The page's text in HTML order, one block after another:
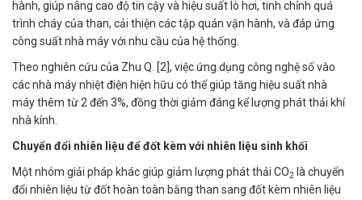
hành, giúp nâng cao độ tin cậy và hiệu suất lò hơi, tinh chỉnh quá
trình cháy của than, cải thiện các tập quán vận hành, và đáp ứng
công suất nhà máy với nhu cầu của hệ thống.
Theo nghiên cứu của Zhu Q. [2], việc ứng dụng công nghệ số vào
các nhà máy nhiệt điện hiện hữu có thể giúp tăng hiệu suất nhà
máy thêm từ 2 đến 3%, đồng thời giảm đáng kể lượng phát thải khí
nhà kính.
Chuyển đổi nhiên liệu để đốt kèm với nhiên liệu sinh khối
Một nhóm giải pháp khác giúp giảm lượng phát thải CO2 là chuyển
đổi nhiên liệu từ đốt hoàn toàn bằng than sang đốt kèm nhiên liệu